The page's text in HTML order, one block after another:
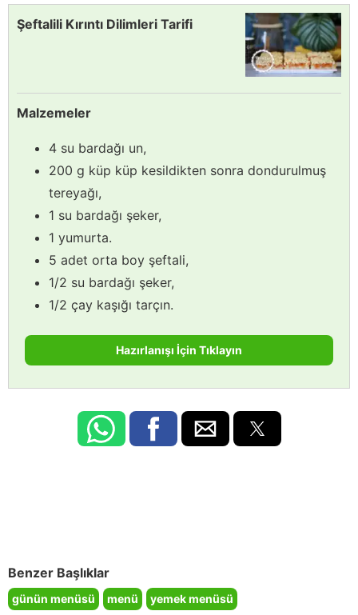
Şeftalili Kırıntı Dilimleri Tarifi
Malzemeler
4 su bardağı un,
200 g küp küp kesildikten sonra dondurulmuş
tereyağı,
1 su bardağı şeker,
1 yumurta.
5 adet orta boy şeftali,
1/2 su bardağı şeker,
1/2 çay kaşığı tarçın.
Hazırlanışı İçin Tıklayın
Benzer Başlıklar
günün menüsü menü yemek menüsü